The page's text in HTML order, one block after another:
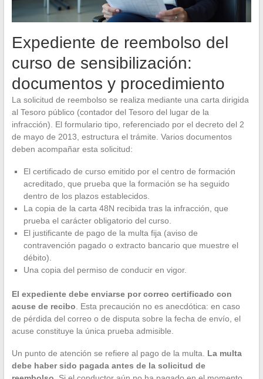
Expediente de reembolso del
curso de sensibilización:
documentos y procedimiento
La solicitud de reembolso se realiza mediante una carta dirigida
al Tesoro público (contador del Tesoro del lugar de la
infracción). El formulario tipo, referenciado por el decreto del 2
de mayo de 2013, estructura el trámite. Varios documentos
deben acompañar esta solicitud:
El certificado de curso emitido por el centro de formación
acreditado, que prueba que la formación se ha seguido
dentro de los plazos establecidos.
La copia de la carta 48N recibida tras la infracción, que
prueba el carácter obligatorio del curso.
El justificante de pago de la multa fija (aviso de
contravención pagado o extracto bancario que muestre el
débito).
Una copia del permiso de conducir en vigor.
El expediente debe enviarse por correo certificado con
acuse de recibo . Esta precaución no es anecdótica: en caso
de pérdida del correo o de disputa sobre la fecha de envío, el
acuse constituye la única prueba admisible.
Un punto de atención se refiere al pago de la multa. La multa
debe haber sido pagada antes de la solicitud de